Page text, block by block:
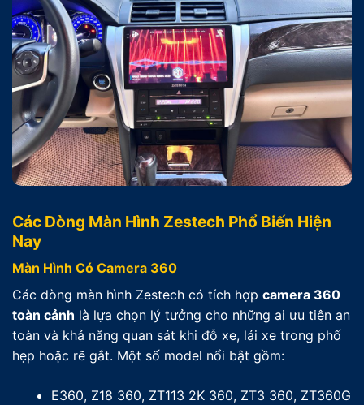
Các Dòng Màn Hình Zestech Phổ Biến Hiện
Nay
Màn Hình Có Camera 360
Các dòng màn hình Zestech có tích hợp camera 360
toàn cảnh là lựa chọn lý tưởng cho những ai ưu tiên an
toàn và khả năng quan sát khi đỗ xe, lái xe trong phố
hẹp hoặc rẽ gắt. Một số model nổi bật gồm:
E360, Z18 360, ZT113 2K 360, ZT3 360, ZT360G